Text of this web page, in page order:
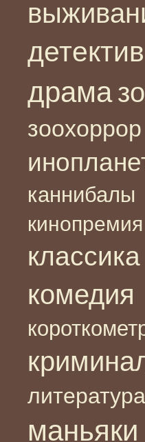
детектив
драма
зоохоррор
каннибалы
классика
комедия
литература
маньяки